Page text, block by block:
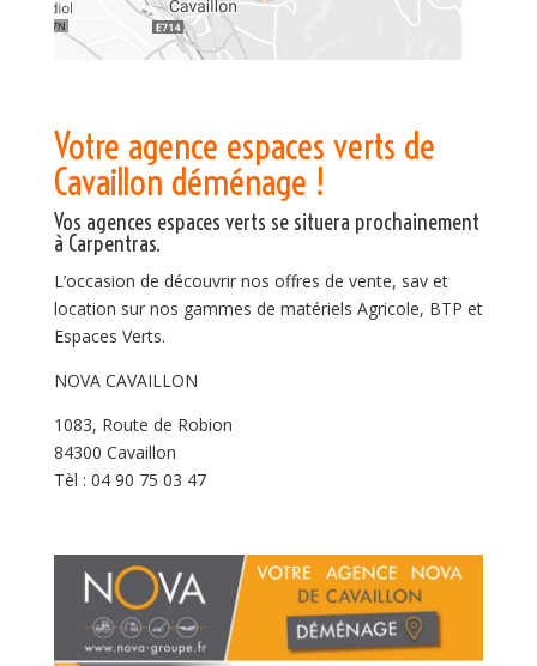
Votre agence espaces verts de
Cavaillon déménage !
Vos agences espaces verts se situera prochainement
à Carpentras.
L’occasion de découvrir nos offres de vente, sav et
location sur nos gammes de matériels Agricole, BTP et
Espaces Verts.
NOVA CAVAILLON
1083, Route de Robion
84300 Cavaillon
Tèl : 04 90 75 03 47